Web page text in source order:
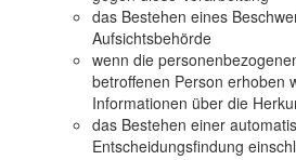
das Bestehen eines
Aufsichtsbehörde
wenn die
betroffenen Person erhoben
Informationen über die
das Bestehen einer
Entscheidungsfindung